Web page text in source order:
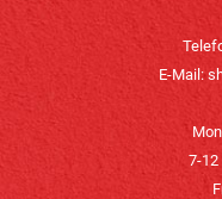
E-Mail:
7-12